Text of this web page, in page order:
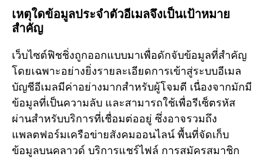
เหตุใดข้อมูลประจำตัวอีเมลจึงเป็นเป้าหมาย
สำคัญ
เว็บไซต์ฟิชชิ่งถูกออกแบบมาเพื่อดักจับข้อมูลที่สำคัญ
โดยเฉพาะอย่างยิ่งรายละเอียดการเข้าสู่ระบบอีเมล
บัญชีอีเมลมีค่าอย่างมากสำหรับผู้โจมตี เนื่องจากมักมี
ข้อมูลที่เป็นความลับ และสามารถใช้เพื่อรีเซ็ตรหัส
ผ่านสำหรับบริการที่เชื่อมต่ออยู่ ซึ่งอาจรวมถึง
แพลตฟอร์มเครือข่ายสังคมออนไลน์ พื้นที่จัดเก็บ
ข้อมูลบนคลาวด์ บริการแชร์ไฟล์ การสมัครสมาชิก